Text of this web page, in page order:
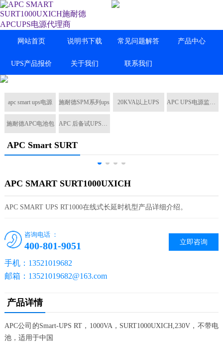
网站首页 说明书下载 常见问题解答 产品中心
UPS产品报价 关于我们 联系我们
apc smart ups电源 施耐德SPM系列ups 20KVA以上UPS APC UPS电源监控卡
施耐德APC电池包 APC 后备试UPS电源
APC Smart SURT
APC SMART SURT1000UXICH
APC SMART UPS RT1000在线式长延时机型产品详细介绍。
立即咨询
咨询电话 ：
400-801-9051
手机：13521019682
邮箱：13521019682@163.com
产品详情
APC公司的Smart-UPS RT，1000VA，SURT1000UXICH,230V，不带电
池，适用于中国